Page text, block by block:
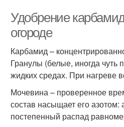
Удобрение
огороде
Карбамид –
Гранулы (белые, иногда
жидких средах. При нагреве
Мочевина – проверенное
состав насыщает его
постепенный распад